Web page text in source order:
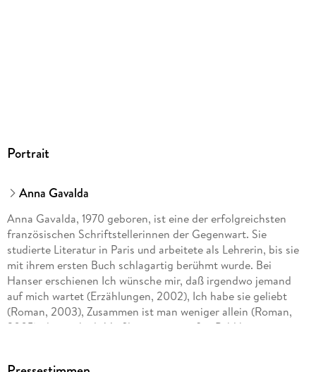
Portrait
Anna Gavalda
Anna Gavalda, 1970 geboren, ist eine der erfolgreichsten
französischen Schriftstellerinnen der Gegenwart. Sie
studierte Literatur in Paris und arbeitete als Lehrerin, bis sie
mit ihrem ersten Buch schlagartig berühmt wurde. Bei
Hanser erschienen Ich wünsche mir, daß irgendwo jemand
auf mich wartet (Erzählungen, 2002), Ich habe sie geliebt
(Roman, 2003), Zusammen ist man weniger allein (Roman,
2005), der auch als Verfilmung ein großes Publikum in ganz